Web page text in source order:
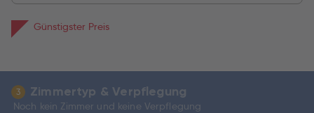
Günstigster Preis
3 Zimmertyp & Verpflegung
Noch kein Zimmer und keine Verpflegung